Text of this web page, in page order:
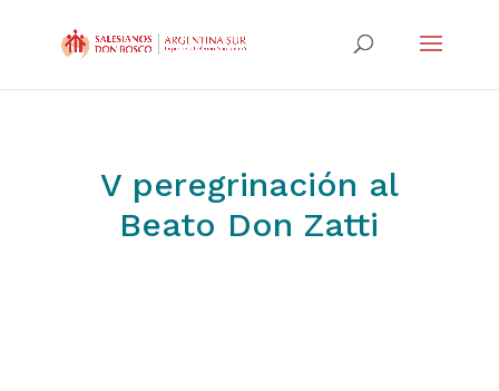
V peregrinación al
Beato Don Zatti